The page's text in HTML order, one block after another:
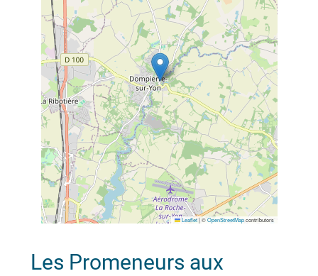
Leaflet |©OpenStreetMapcontributors
Les Promeneurs aux